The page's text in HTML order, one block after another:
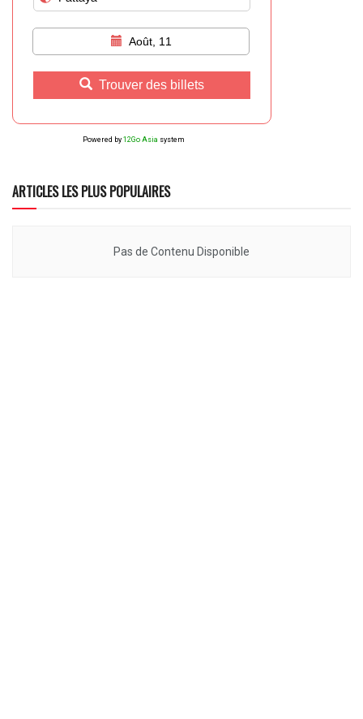
Août, 11
Trouver des billets
Powered by 12Go Asia system
ARTICLES LES PLUS POPULAIRES
Pas de Contenu Disponible